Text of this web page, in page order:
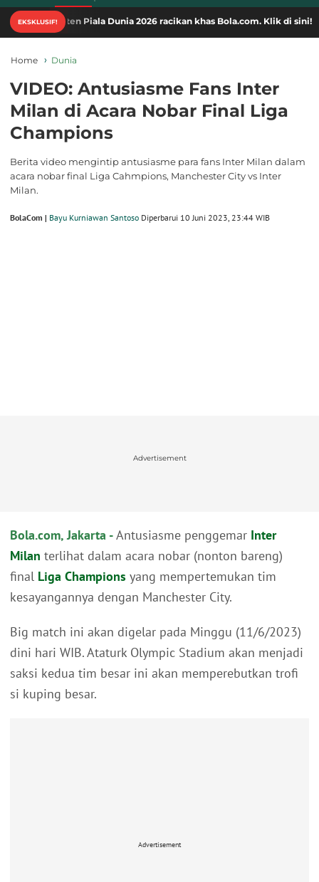
EKSKLUSIF!
konten Piala Dunia 2026 racikan khas Bola.com. Klik di sini!
Home Dunia
VIDEO: Antusiasme Fans Inter
Milan di Acara Nobar Final Liga
Champions
Berita video mengintip antusiasme para fans Inter Milan dalam
acara nobar final Liga Cahmpions, Manchester City vs Inter
Milan.
BolaCom | Bayu Kurniawan Santoso Diperbarui 10 Juni 2023, 23:44 WIB
Advertisement
Bola.com, Jakarta -Antusiasme penggemar Inter
Milan terlihat dalam acara nobar (nonton bareng)
final Liga Champions yang mempertemukan tim
kesayangannya dengan Manchester City.
Big match ini akan digelar pada Minggu (11/6/2023)
dini hari WIB. Ataturk Olympic Stadium akan menjadi
saksi kedua tim besar ini akan memperebutkan trofi
si kuping besar.
Advertisement